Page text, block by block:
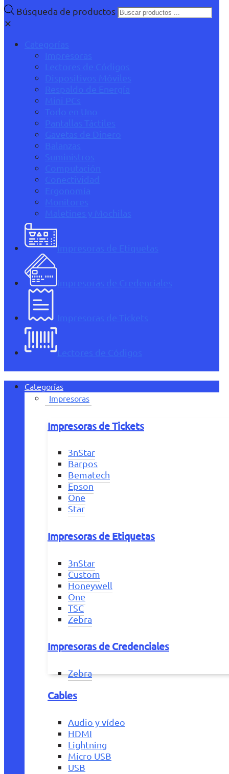
Búsqueda de productos
✕
Categorías
Impresoras
Lectores de Códigos
Dispositivos Móviles
Respaldo de Energía
Mini PCs
Todo en Uno
Pantallas Táctiles
Gavetas de Dinero
Balanzas
Suministros
Computación
Conectividad
Ergonomía
Monitores
Maletines y Mochilas
Impresoras de Etiquetas
Impresoras de Credenciales
Impresoras de Tickets
Lectores de Códigos
Categorías
Impresoras
Impresoras de Tickets
3nStar
Barpos
Bematech
Epson
One
Star
Impresoras de Etiquetas
3nStar
Custom
Honeywell
One
TSC
Zebra
Impresoras de Credenciales
Zebra
Cables
Audio y vídeo
HDMI
Lightning
Micro USB
USB